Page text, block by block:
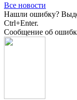
Все новости
Нашли ошибку?
Ctrl+Enter.
Сообщение об